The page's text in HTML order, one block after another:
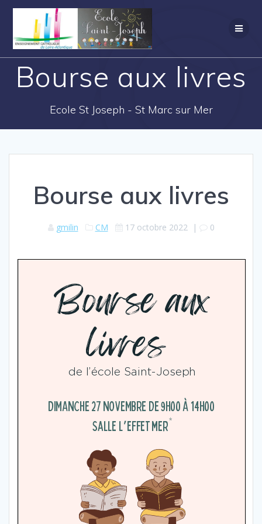
Bourse aux livres
Ecole St Joseph - St Marc sur Mer
Bourse aux livres
gmilin CM 17 octobre 2022| 0